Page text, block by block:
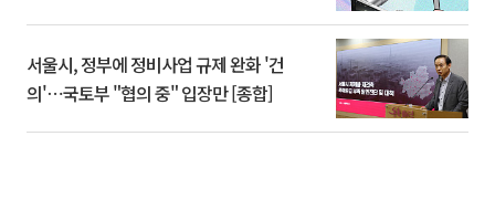
서울시, 정부에 정비사업 규제 완화 '건
의'⋯국토부 "협의 중" 입장만 [종합]